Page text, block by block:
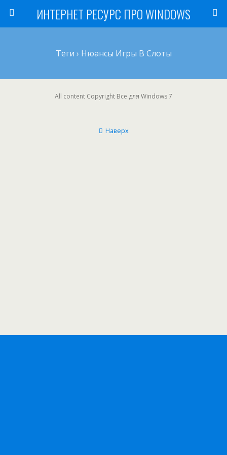
ИНТЕРНЕТ РЕСУРС ПРО WINDOWS
Теги › Нюансы Игры В Слоты
All content Copyright Все для Windows 7
Наверх